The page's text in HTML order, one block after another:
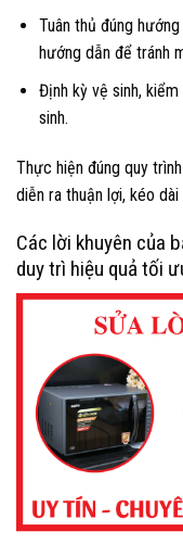
Tuân thủ đúng
hướng dẫn để tránh
Định kỳ vệ sinh,
sinh.
Thực hiện đúng quy
diễn ra thuận lợi, kéo
Các lời khuyên của
duy trì hiệu quả tối